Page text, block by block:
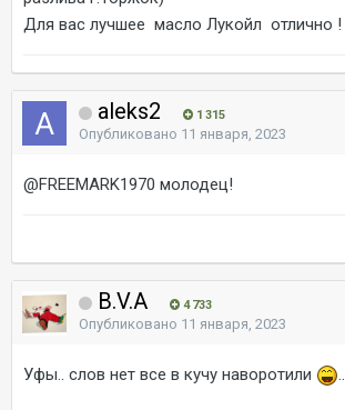
Для вас лучшее масло Лукойл отлично !
aleks2 1 315
Опубликовано 11 января, 2023
@FREEMARK1970 молодец!
B.V.A 4 733
Опубликовано 11 января, 2023
Уфы.. слов нет все в кучу наворотили ..